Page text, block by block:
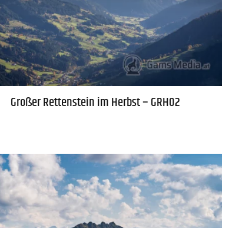
Großer Rettenstein im Herbst – GRH02